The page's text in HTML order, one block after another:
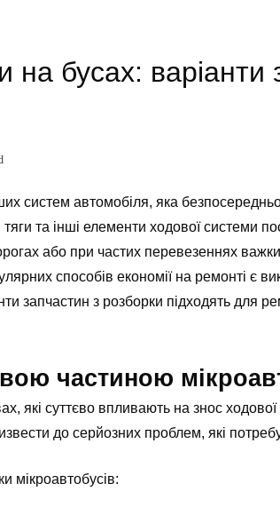
на бусах: варіанти
систем автомобіля, яка безпосередньо
та інші елементи ходової системи
або при частих перевезеннях
способів економії на ремонті є
запчастин з розборки підходять для
частиною
які суттєво впливають на знос
до серйозних проблем, які
мікроавтобусів: